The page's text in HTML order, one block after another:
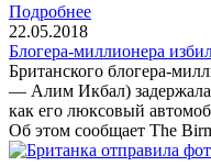
Подробнее
22.05.2018
Блогера-миллионера
Британского блогера-
— Алим Икбал) задержала
как его люксовый
Об этом сообщает The